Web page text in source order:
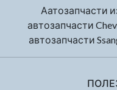
Аатозапчасти
автозапчасти
автозапчасти